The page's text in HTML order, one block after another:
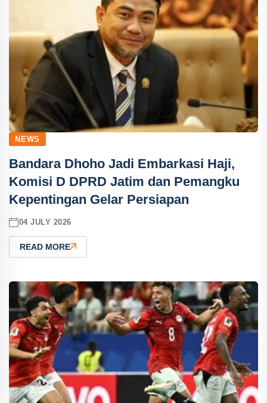
NEWS
Bandara Dhoho Jadi Embarkasi Haji,
Komisi D DPRD Jatim dan Pemangku
Kepentingan Gelar Persiapan
04 JULY 2026
READ MORE